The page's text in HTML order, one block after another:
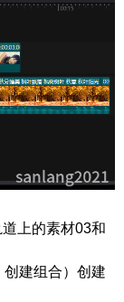
上的素材03和
建组合）创建